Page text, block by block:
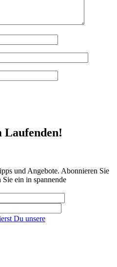
Laufenden!
und Angebote. Abonnieren Sie
ein in spannende
Du unsere